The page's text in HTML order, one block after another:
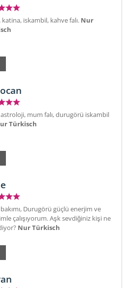
iskambil, kahve falı. Nur
mum falı, durugörü iskambil
Türkisch
Durugörü güçlü enerjim ve
çalışıyorum. Aşk sevdiğiniz kişi ne
Nur Türkisch